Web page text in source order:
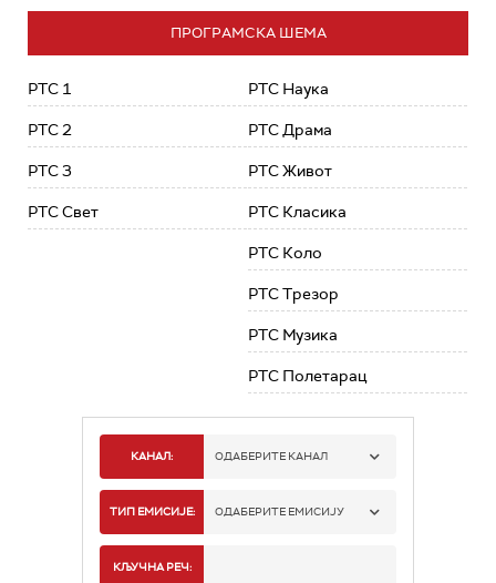
ПРОГРАМСКА ШЕМА
РТС 1
РТС 2
РТС 3
РТС Свет
РТС Наука
РТС Драма
РТС Живот
РТС Класика
РТС Коло
РТС Трезор
РТС Музика
РТС Полетарац
КАНАЛ: ОДАБЕРИТЕ КАНАЛ
РТС 1
ТИП ЕМИСИЈЕ: ОДАБЕРИТЕ ЕМИСИЈУ
КЉУЧНА РЕЧ: